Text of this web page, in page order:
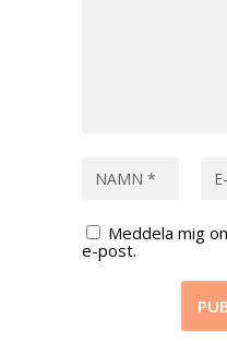
Meddela mig
e-post.